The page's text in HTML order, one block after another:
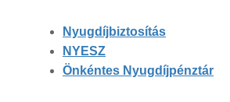
Nyugdíjbiztosítás
NYESZ
Önkéntes Nyugdíjpénztár